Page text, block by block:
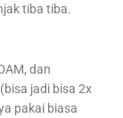
tiba tiba.
dan
jadi bisa 2x
pakai biasa